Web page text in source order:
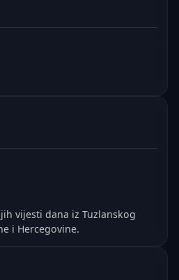
vijesti dana iz Tuzlanskog
i Hercegovine.